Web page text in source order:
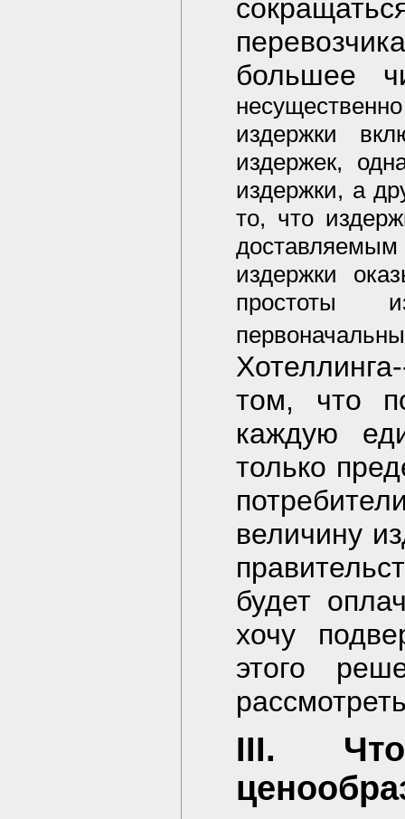
большее
издержки
издержек,
издержки, а
то, что
издержки
простоты
том, что
каждую
только
величину
будет
хочу
этого
III. Что